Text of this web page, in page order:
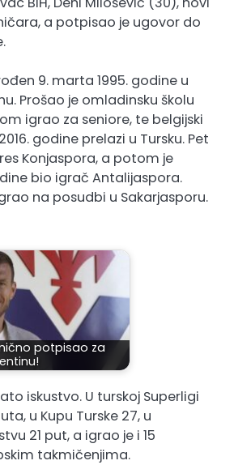
a potpisao je ugovor do
9. marta 1995. godine u
Prošao je omladinsku školu
igrao za seniore, te belgijski
godine prelazi u Tursku. Pet
Konjaspora, a potom je
bio igrač Antalijaspora.
na posudbi u Sakarjasporu.
potpisao za
iskustvo. U turskoj Superligi
u Kupu Turske 27, u
21 put, a igrao je i 15
takmičenjima.